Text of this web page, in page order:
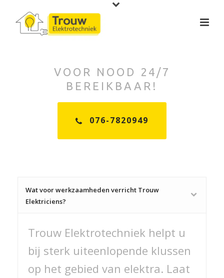
VOOR NOOD 24/7
BEREIKBAAR!
076-7820949
Wat voor werkzaamheden verricht Trouw
Elektriciens?
Trouw Elektrotechniek helpt u
bij sterk uiteenlopende klussen
op het gebied van elektra. Laat